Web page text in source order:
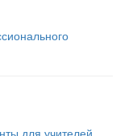
для учителей